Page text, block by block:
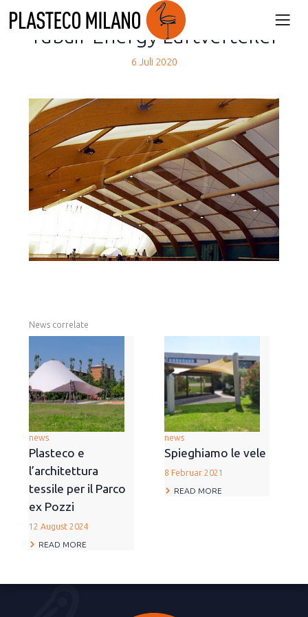
Tubair Energy Luftverteiler
6 Juli 2020
News correlate
news
Plasteco e
l’architettura
tessile per il Parco
ex Pozzi
12 August 2024
READ MORE
news
Spieghiamo le vele
8 Februar 2021
READ MORE